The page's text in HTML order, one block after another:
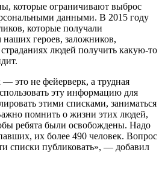
которые ограничивают выброс
данными. В 2015 году
которые получали
героев, заложников,
людей получить какую-то
это не фейерверк, а трудная
эту информацию для
этими списками, заниматься
помнить о жизни этих людей,
ребята были освобождены. Надо
их более 490 человек. Вопрос
списки публиковать», — добавил